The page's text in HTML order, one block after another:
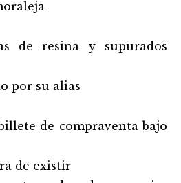
de resina y supurados
por su alias
de compraventa bajo
de existir